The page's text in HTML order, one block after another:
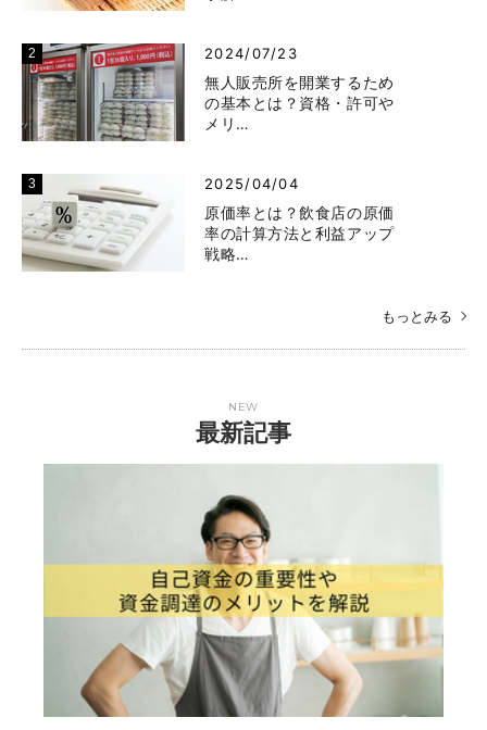
2024/07/23
無人販売所を開業するため
の基本とは？資格・許可や
メリ…
2025/04/04
原価率とは？飲食店の原価
率の計算方法と利益アップ
戦略…
もっとみる
NEW
最新記事